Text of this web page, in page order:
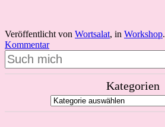
Veröffentlicht von Wortsalat, in Workshop.
Kommentar
Suchen
Kategorien